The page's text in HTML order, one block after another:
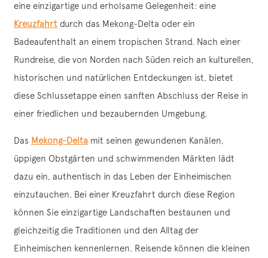
eine einzigartige und erholsame Gelegenheit: eine
Kreuzfahrt durch das Mekong-Delta oder ein
Badeaufenthalt an einem tropischen Strand. Nach einer
Rundreise, die von Norden nach Süden reich an kulturellen,
historischen und natürlichen Entdeckungen ist, bietet
diese Schlussetappe einen sanften Abschluss der Reise in
einer friedlichen und bezaubernden Umgebung.
Das Mekong-Delta mit seinen gewundenen Kanälen,
üppigen Obstgärten und schwimmenden Märkten lädt
dazu ein, authentisch in das Leben der Einheimischen
einzutauchen. Bei einer Kreuzfahrt durch diese Region
können Sie einzigartige Landschaften bestaunen und
gleichzeitig die Traditionen und den Alltag der
Einheimischen kennenlernen. Reisende können die kleinen